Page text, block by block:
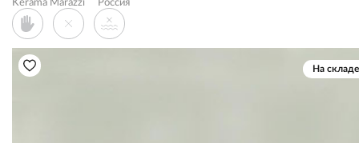
Kerama Marazzi Россия
На складе